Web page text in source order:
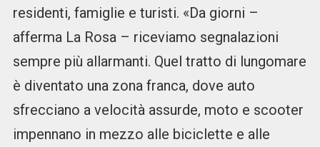
residenti, famiglie e turisti. «Da giorni –
afferma La Rosa – riceviamo segnalazioni
sempre più allarmanti. Quel tratto di lungomare
è diventato una zona franca, dove auto
sfrecciano a velocità assurde, moto e scooter
impennano in mezzo alle biciclette e alle